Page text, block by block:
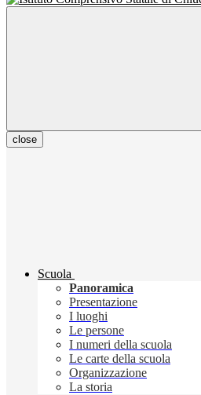
close
Scuola
Panoramica
Presentazione
I luoghi
Le persone
I numeri della scuola
Le carte della scuola
Organizzazione
La storia